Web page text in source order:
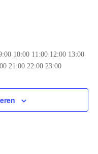
10:00 11:00 12:00 13:00
21:00 22:00 23:000:00